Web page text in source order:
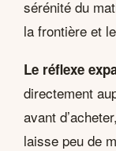
sérénité du
la frontière et
Le réflexe
directement
avant
laisse peu de